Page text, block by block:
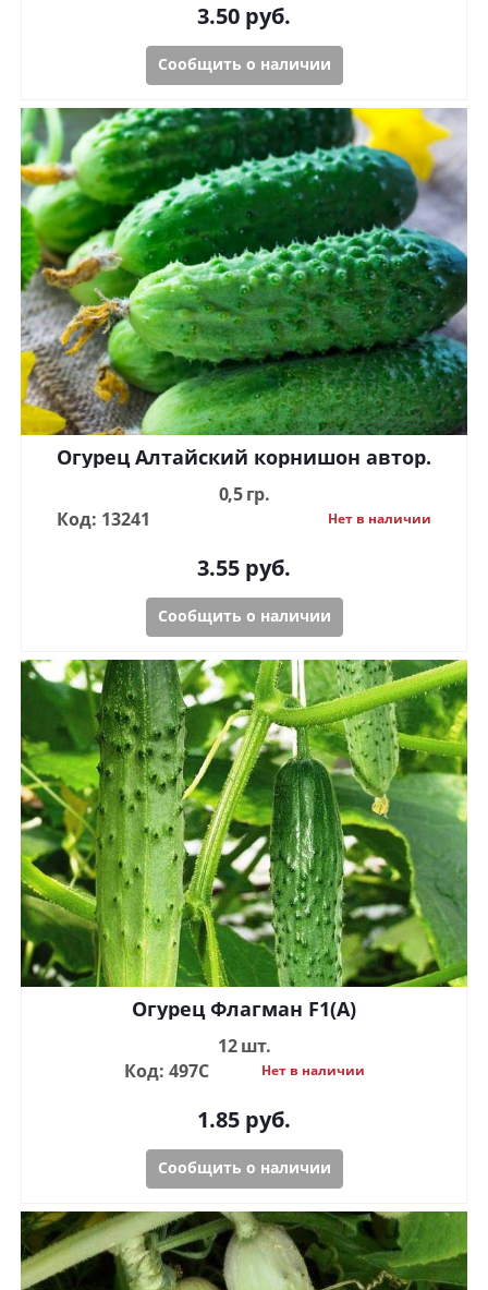
3.50 руб.
Сообщить о наличии
Огурец Алтайский корнишон автор.
0,5 гр.
Код: 13241
Нет в наличии
3.55 руб.
Сообщить о наличии
Огурец Флагман F1(A)
12 шт.
Код: 497С
Нет в наличии
1.85 руб.
Сообщить о наличии